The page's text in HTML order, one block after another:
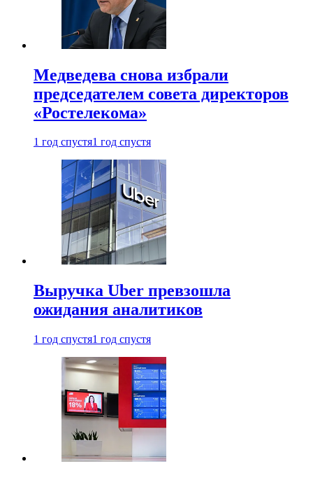
Медведева снова избрали
председателем совета директоров
«Ростелекома»
1 год спустя1 год спустя
Выручка Uber превзошла
ожидания аналитиков
1 год спустя1 год спустя